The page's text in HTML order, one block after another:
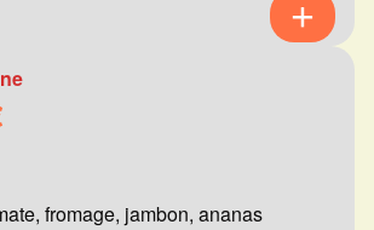
fromage, jambon, ananas